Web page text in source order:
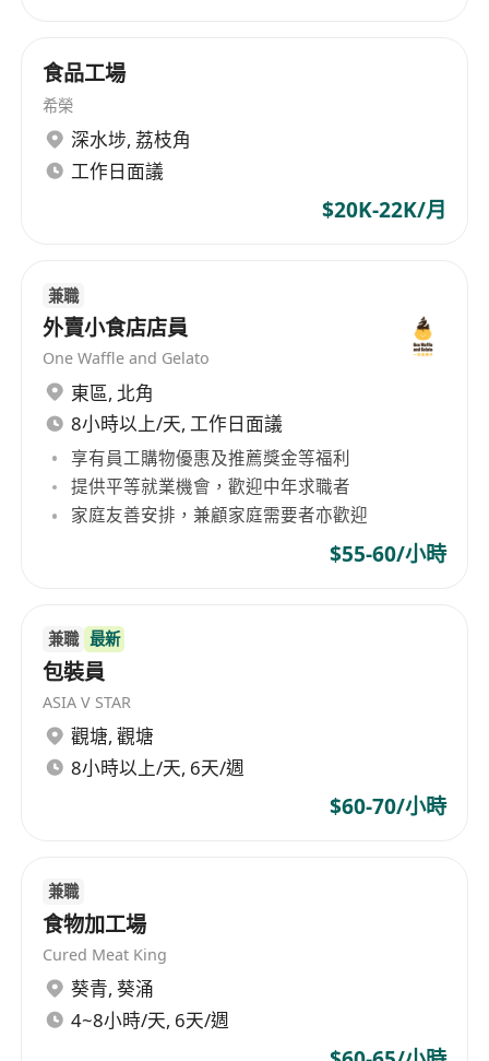
食品工場
希榮
深水埗, 荔枝角
工作日面議
$20K-22K/月
兼職
外賣小食店店員
One Waffle and Gelato
東區, 北角
8小時以上/天, 工作日面議
享有員工購物優惠及推薦獎金等福利
提供平等就業機會，歡迎中年求職者
家庭友善安排，兼顧家庭需要者亦歡迎
$55-60/小時
兼職 最新
包裝員
ASIA V STAR
觀塘, 觀塘
8小時以上/天, 6天/週
$60-70/小時
兼職
食物加工場
Cured Meat King
葵青, 葵涌
4~8小時/天, 6天/週